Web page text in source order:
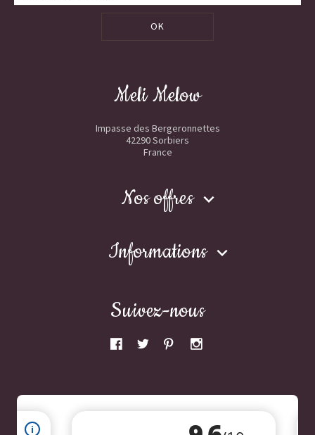
OK
Meli Melow
Impasse des Bergeronnettes
42290 Sorbiers
France
Nos offres 
Informations 
Suivez-nous